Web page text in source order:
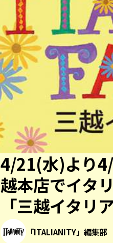
4/21(水)より
越本店でイタ
「三越イタリ
「ITALIANITY」編集部